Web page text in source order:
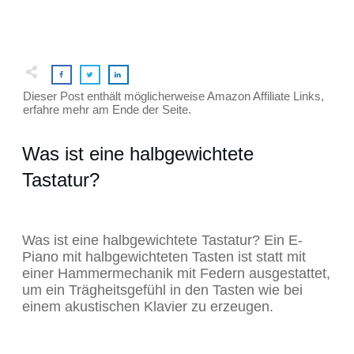
Dieser Post enthält möglicherweise Amazon Affiliate Links,
erfahre mehr am Ende der Seite.
Was ist eine halbgewichtete
Tastatur?
Was ist eine halbgewichtete Tastatur? Ein E-
Piano mit halbgewichteten Tasten ist statt mit
einer Hammermechanik mit Federn ausgestattet,
um ein Trägheitsgefühl in den Tasten wie bei
einem akustischen Klavier zu erzeugen.